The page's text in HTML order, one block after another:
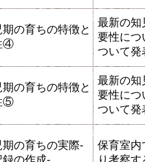
の育ちの特徴と
④
最新の知
要性につ
ついて発
の育ちの特徴と
⑤
最新の知
要性につ
ついて発
期の育ちの実際-
録の作成-
保育室内
り考察す